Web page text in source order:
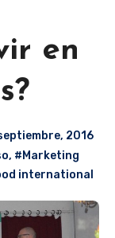
en
2016
, #Marketing
international